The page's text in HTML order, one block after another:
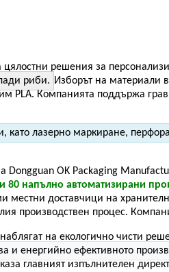
цялостни решения за
риби. Изборът на материали
PLA. Компанията поддържа
лазерно маркиране,
OK Packaging
напълно автоматизирани
местни доставчици на
производствен процес.
на екологично чисти
и енергийно ефективното
главният изпълнителен